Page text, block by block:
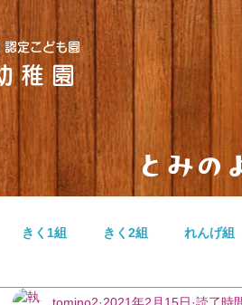
定こども園
稚園
とみの
きく1組 きく2組 れんげ組
tomino2 2021年2月15日 読了時